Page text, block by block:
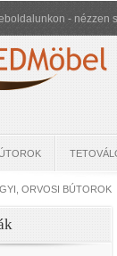
- nézzen
ORVOSI BÚTOROK